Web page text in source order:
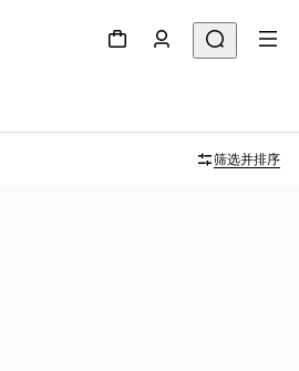
筛选并排序